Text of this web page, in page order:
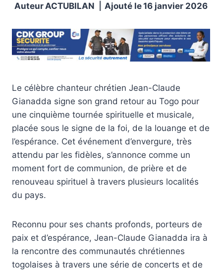
Auteur ACTUBILAN Ajouté le16 janvier 2026
Le célèbre chanteur chrétien Jean-Claude
Gianadda signe son grand retour au Togo pour
une cinquième tournée spirituelle et musicale,
placée sous le signe de la foi, de la louange et de
l’espérance. Cet événement d’envergure, très
attendu par les fidèles, s’annonce comme un
moment fort de communion, de prière et de
renouveau spirituel à travers plusieurs localités
du pays.
Reconnu pour ses chants profonds, porteurs de
paix et d’espérance, Jean-Claude Gianadda ira à
la rencontre des communautés chrétiennes
togolaises à travers une série de concerts et de